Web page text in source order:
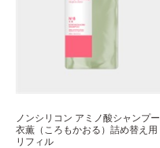
ノンシリコン アミノ酸シャンプー
衣薫（ころもかおる）詰め替え用
リフィル